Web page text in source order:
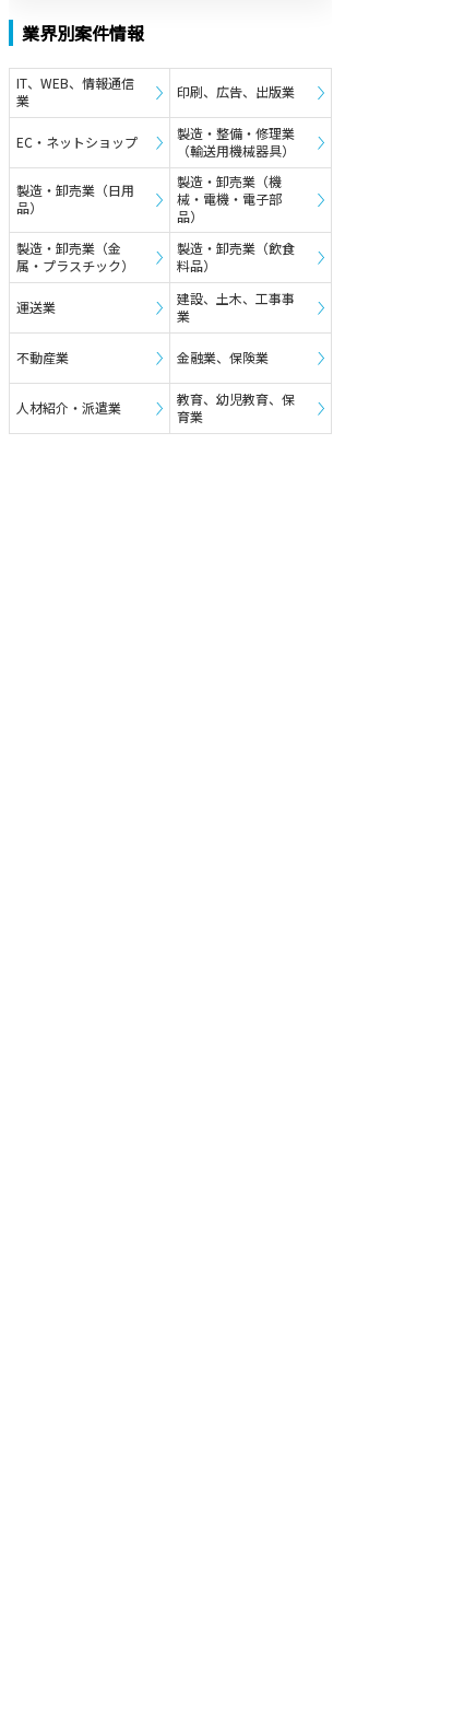
業界別案件情報
IT、WEB、情報通信
業
印刷、広告、出版業
EC・ネットショップ
製造・整備・修理業
（輸送用機械器具）
製造・卸売業（日用
品）
製造・卸売業（機
械・電機・電子部
品）
製造・卸売業（金
属・プラスチック）
製造・卸売業（飲食
料品）
運送業
建設、土木、工事事
業
不動産業 金融業、保険業
人材紹介・派遣業
教育、幼児教育、保
育業